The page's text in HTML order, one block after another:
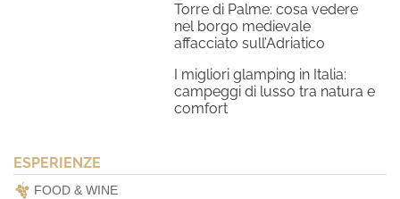
Torre di Palme: cosa vedere
nel borgo medievale
affacciato sull’Adriatico
I migliori glamping in Italia:
campeggi di lusso tra natura e
comfort
ESPERIENZE
FOOD & WINE